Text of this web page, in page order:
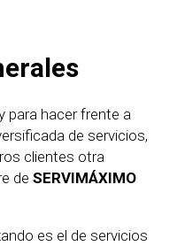
para hacer frente a
de servicios,
clientes otra
de SERVIMÁXIMO
es el de servicios